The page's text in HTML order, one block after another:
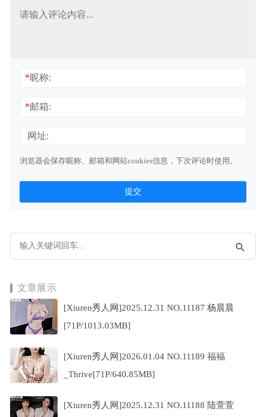
*昵称:
*邮箱:
网址:
浏览器会保存昵称、邮箱和网站cookies信息，下次评论时使用。
文章展示
[Xiuren秀人网]2025.12.31 NO.11187 杨晨晨
[71P/1013.03MB]
[Xiuren秀人网]2026.01.04 NO.11189 福福
_Thrive[71P/640.85MB]
[Xiuren秀人网]2025.12.31 NO.11188 陆萱萱